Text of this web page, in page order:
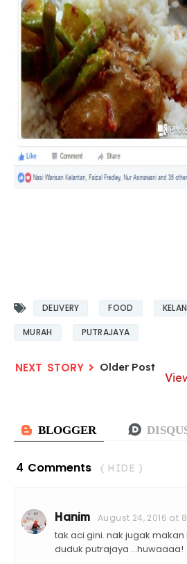
DELIVERY FOOD
MURAH PUTRAJAYA
Older Post
4 Comments ( HIDE )
Hanim August 24, 2016 at
tak aci gini. nak jugak
duduk putrajaya ...huwaaaa!